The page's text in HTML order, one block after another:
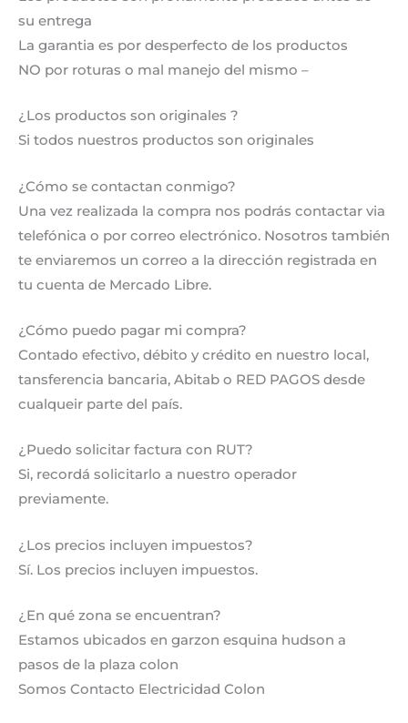
su entrega
La garantia es por desperfecto de los productos
NO por roturas o mal manejo del mismo –
¿Los productos son originales ?
Si todos nuestros productos son originales
¿Cómo se contactan conmigo?
Una vez realizada la compra nos podrás contactar via
telefónica o por correo electrónico. Nosotros también
te enviaremos un correo a la dirección registrada en
tu cuenta de Mercado Libre.
¿Cómo puedo pagar mi compra?
Contado efectivo, débito y crédito en nuestro local,
tansferencia bancaria, Abitab o RED PAGOS desde
cualqueir parte del país.
¿Puedo solicitar factura con RUT?
Si, recordá solicitarlo a nuestro operador
previamente.
¿Los precios incluyen impuestos?
Sí. Los precios incluyen impuestos.
¿En qué zona se encuentran?
Estamos ubicados en garzon esquina hudson a
pasos de la plaza colon
Somos Contacto Electricidad Colon